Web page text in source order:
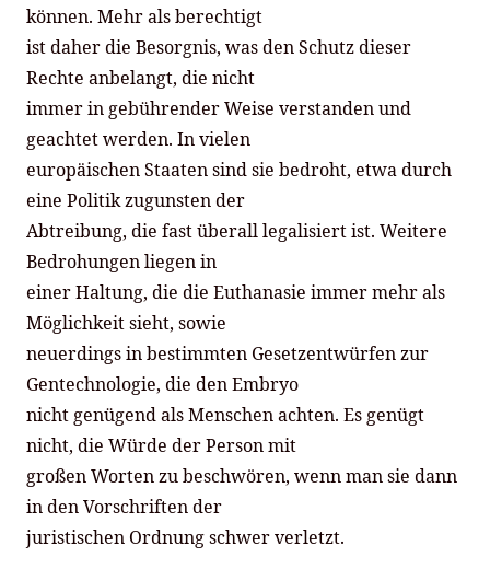
können. Mehr als berechtigt
ist daher die Besorgnis, was den Schutz dieser
Rechte anbelangt, die nicht
immer in gebührender Weise verstanden und
geachtet werden. In vielen
europäischen Staaten sind sie bedroht, etwa durch
eine Politik zugunsten der
Abtreibung, die fast überall legalisiert ist. Weitere
Bedrohungen liegen in
einer Haltung, die die Euthanasie immer mehr als
Möglichkeit sieht, sowie
neuerdings in bestimmten Gesetzentwürfen zur
Gentechnologie, die den Embryo
nicht genügend als Menschen achten. Es genügt
nicht, die Würde der Person mit
großen Worten zu beschwören, wenn man sie dann
in den Vorschriften der
juristischen Ordnung schwer verletzt.